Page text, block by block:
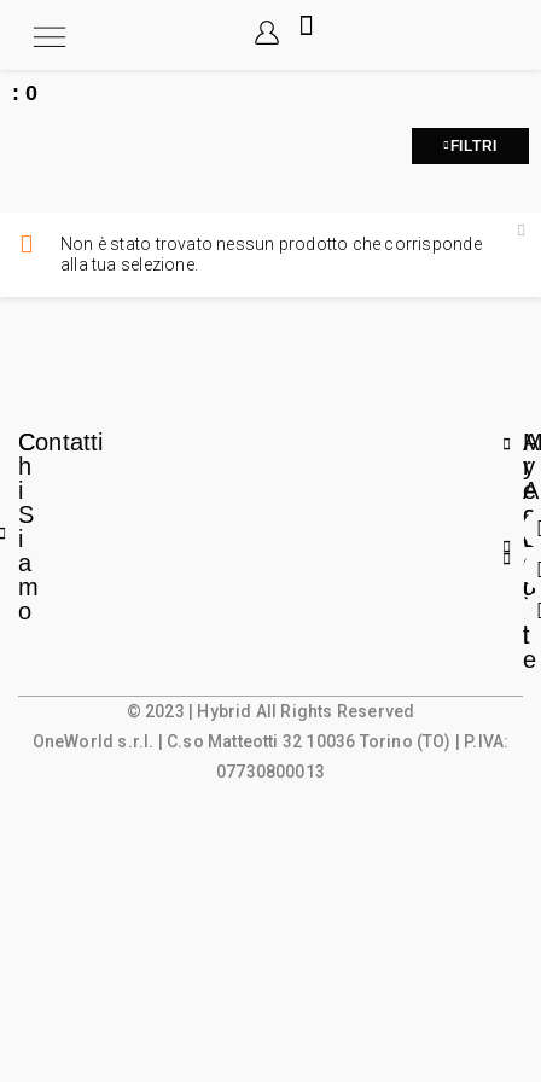
:0
FILTRI
Non è stato trovato nessun prodotto che corrisponde
alla tua selezione.
C
h
i
S
i
a
m
o
Contatti
A
r
e
a
L
e
g
l
e
y
A
c
c
o
u
t
© 2023 | Hybrid All Rights Reserved
OneWorld s.r.l.
| C.so Matteotti 32 10036 Torino (TO) | P.IVA:
07730800013